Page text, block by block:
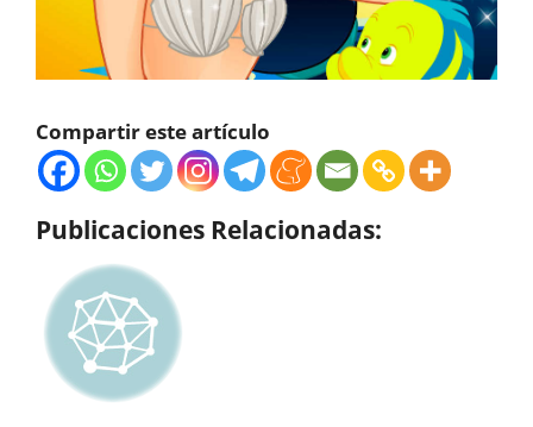
Compartir este artículo
Publicaciones Relacionadas: